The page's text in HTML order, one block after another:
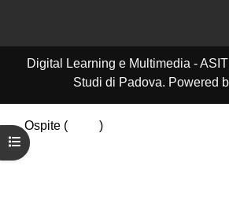
Apri indice del corso
Digital Learning e Multimedia -
Studi di Padova. Powered
Ospite (
)
Riepilogo della conservazione dei